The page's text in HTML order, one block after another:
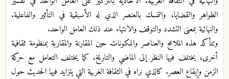
الظواهر والقضايا، والتمسك بالعنصر الذي له الأسبقية في التأثير والفاعلية.
والنهائية بمعنى التشدد والتوقف والانتهاء عند ذلك العامل الواحد.
وتتأكد هذه الملامح والعناصر والمكونات حين المقارنة والمقاربة بمنظومة ثقافية
أخرى، يختلف فيها النظر إلى الماضي والتاريخ، كما يختلف التعامل مع حركة
الزمن وإيقاع العصر. كالذي نراه في الثقافة الغربية التي يتزايد فيها الحديث حول